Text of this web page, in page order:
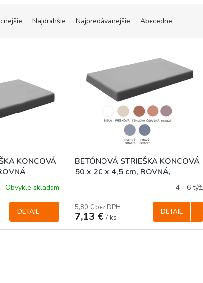
Najdrahšie Najpredávanejšie Abecedne
KONCOVÁ
Obvykle skladom
DETAIL
BETÓNOVÁ STRIEŠKA KONCOVÁ
50 x 20 x 4,5 cm, ROVNÁ,
4 - 6 týž.
5,80 € bez DPH
7,13 €/ ks
DETAIL